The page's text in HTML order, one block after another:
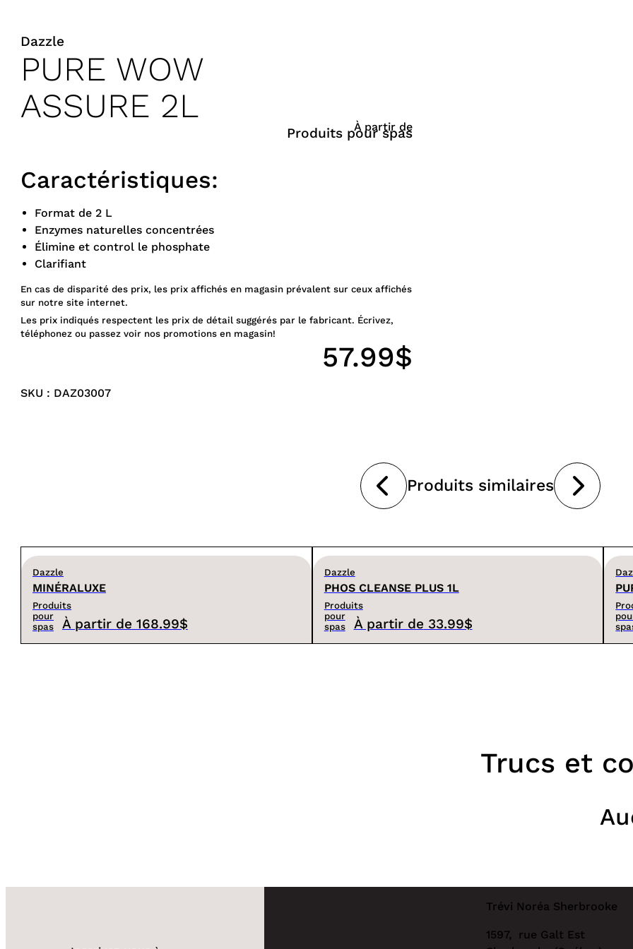
Dazzle
Produits pour spas
PURE WOW
ASSURE 2L
À partir de
57.99$
SKU : DAZ03007
Caractéristiques:
Format de 2 L
Enzymes naturelles concentrées
Élimine et control le phosphate
Clarifiant
En cas de disparité des prix, les prix affichés en magasin prévalent sur ceux affichés
sur notre site internet.
Les prix indiqués respectent les prix de détail suggérés par le fabricant. Écrivez,
téléphonez ou passez voir nos promotions en magasin!
Produits similaires
Dazzle
MINÉRALUXE
À partir de 168.99$
Produits
pour
spas
Dazzle
PHOS CLEANSE PLUS 1L
À partir de 33.99$
Produits
pour
spas
Trucs et
Trévi Noréa Sherbrooke
1597, rue Galt Est